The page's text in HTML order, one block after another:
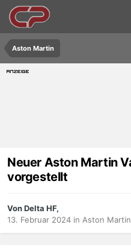
Aston Martin
Neuer Aston Martin
vorgestellt
Von Delta HF,
13. Februar 2024 in Aston